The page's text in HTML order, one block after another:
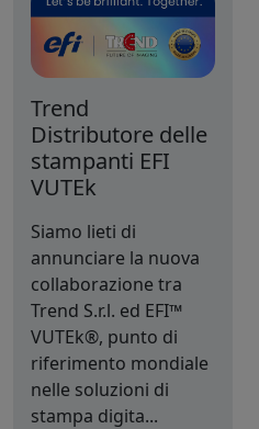
Trend
Distributore delle
stampanti EFI
VUTEk
Siamo lieti di
annunciare la nuova
collaborazione tra
Trend S.r.l. ed EFI™
VUTEk®, punto di
riferimento mondiale
nelle soluzioni di
stampa digita...